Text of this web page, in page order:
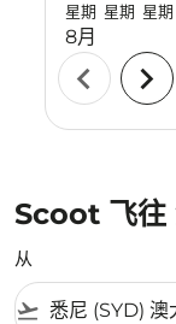
星期
8月
星期 星期
chevron_left chevron_right
Scoot 飞往
从
flight_takeoff